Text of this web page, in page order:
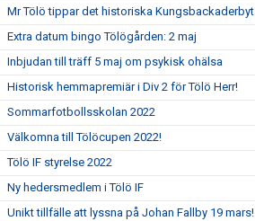
Mr Tölö tippar det historiska Kungsbackaderbyt
Extra datum bingo Tölögården: 2 maj
Inbjudan till träff 5 maj om psykisk ohälsa
Historisk hemmapremiär i Div 2 för Tölö Herr!
Sommarfotbollsskolan 2022
Välkomna till Tölöcupen 2022!
Tölö IF styrelse 2022
Ny hedersmedlem i Tölö IF
Unikt tillfälle att lyssna på Johan Fallby 19 mars!